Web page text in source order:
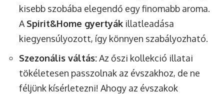
kisebb szobába elegendő egy finomabb aroma.
A Spirit&Home gyertyák illatleadása
kiegyensúlyozott, így könnyen szabályozható.
Szezonális váltás:Az őszi kollekció illatai
tökéletesen passzolnak az évszakhoz, de ne
féljünk kísérletezni! Ahogy az évszakok